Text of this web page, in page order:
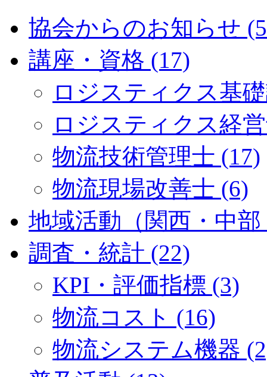
協会からのお知らせ
講座・資格 (17)
ロジスティクス基
ロジスティクス経
物流技術管理士 (17)
物流現場改善士 (6)
地域活動（関西・中
調査・統計 (22)
KPI・評価指標 (3)
物流コスト (16)
物流システム機器